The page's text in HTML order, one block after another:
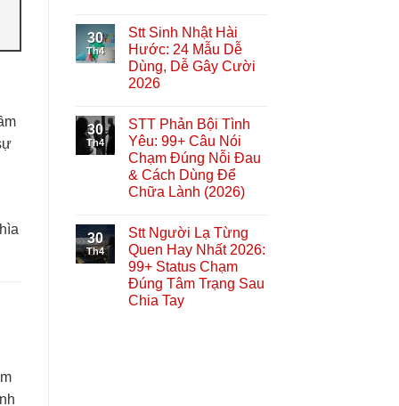
30
Th4
Stt Sinh Nhật Hài
Hước: 24 Mẫu Dễ
Dùng, Dễ Gây Cười
2026
30
Th4
STT Phản Bội Tình
Yêu: 99+ Câu Nói
Chạm Đúng Nỗi Đau
& Cách Dùng Để
Chữa Lành (2026)
30
Th4
Stt Người Lạ Từng
Quen Hay Nhất 2026:
99+ Status Chạm
Đúng Tâm Trạng Sau
Chia Tay